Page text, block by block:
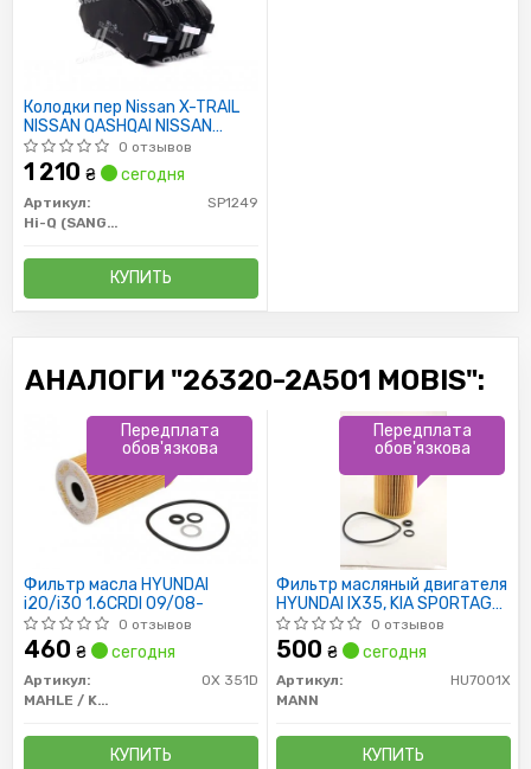
Колодки пер Nissan X-TRAIL
NISSAN QASHQAI NISSAN
MURANO INFINITI SAMSUNG
SM7 SAMSU
0 отзывов
1 210 ₴ сегодня
Артикул:
SP1249
Hi-Q (SANGSIN)
КУПИТЬ
АНАЛОГИ "26320-2A501 MOBIS":
Фильтр масла HYUNDAI
i20/i30 1.6CRDI 09/08-
0 отзывов
460 ₴ сегодня
Артикул:
OX 351D
MAHLE / KNECHT
КУПИТЬ
Передплата
обов'язкова
Фильтр масляный двигателя
HYUNDAI IX35, KIA SPORTAGE
III, IV 1.7 CRDI 10- (пр-во MANN)
0 отзывов
500 ₴ сегодня
Артикул:
HU7001X
MANN
КУПИТЬ
Передплата
обов'язкова